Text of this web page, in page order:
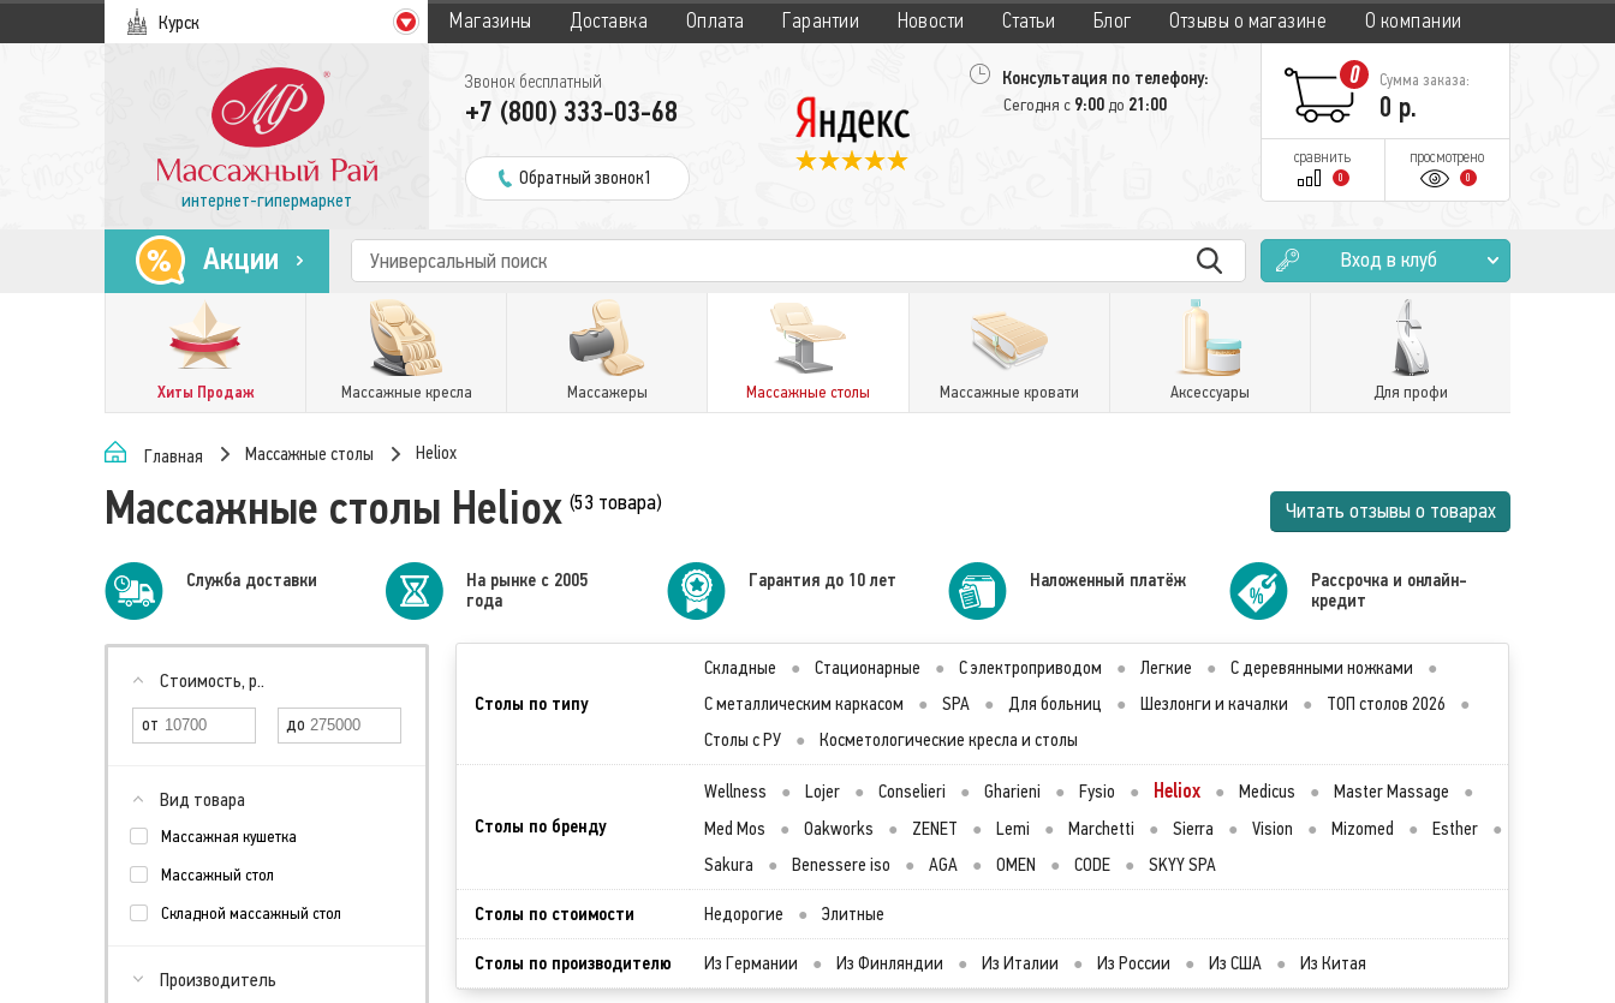
Курск Магазины Доставка Оплата Гарантии Новости Статьи Блог Отзывы о магазине О компании
интернет-гипермаркет
Звонок бесплатный
+7 (800) 333-03-68
Обратный звонок1
Консультация по телефону:
Сегодня с 9:00до 21:00
0 Сумма заказа:
0 р.
сравнить
0
просмотрено
0
Акции Вход в клуб
Хиты Продаж Массажные кресла Массажеры Массажные столы Массажные кровати Аксессуары Для профи
Главная Массажные столы Heliox
Массажные столы Heliox (53 товара) Читать отзывы о товарах
Cлужба доставки
На рынке с 2005
года
Гарантия до 10 лет Наложенный платёж
Рассрочка и онлайн-
кредит
Стоимость, р..
Вид товара
Массажная кушетка
Массажный стол
Складной массажный стол
Производитель
Столы по типу
Складные ● Стационарные ● С электроприводом ● Легкие ● С деревянными ножками
●
С металлическим каркасом
● SPA ● Для больниц ● Шезлонги и качалки ● ТОП столов 2026
●
Столы с РУ
● Косметологические кресла и столы
Столы по бренду
Wellness ● Lojer ● Conselieri ● Gharieni ● Fysio ● Heliox ● Medicus ● Master Massage
●
Med Mos
● Oakworks ● ZENET ● Lemi ● Marchetti ● Sierra ● Vision ● Mizomed ● Esther
●
Sakura
● Benessere iso ● AGA ● OMEN ● CODE ● SKYY SPA
Столы по стоимости Недорогие ● Элитные
Столы по производителю Из Германии ● Из Финляндии ● Из Италии ● Из России ● Из США ● Из Китая